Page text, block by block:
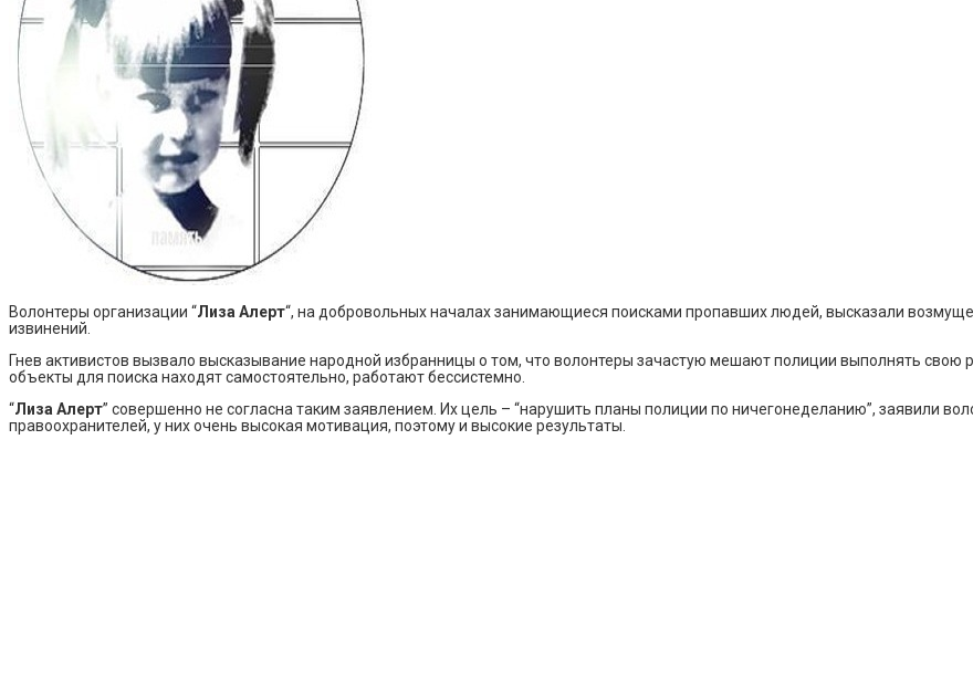
Волонтеры организации “Лиза Алерт“, на добровольных началах занимающиеся поисками пропавших людей, высказали
извинений.
Гнев активистов вызвало высказывание народной избранницы о том, что волонтеры зачастую мешают полиции выполнять
объекты для поиска находят самостоятельно, работают бессистемно.
“Лиза Алерт” совершенно не согласна таким заявлением. Их цель – “нарушить планы полиции по ничегонеделанию”, заявили
правоохранителей, у них очень высокая мотивация, поэтому и высокие результаты.